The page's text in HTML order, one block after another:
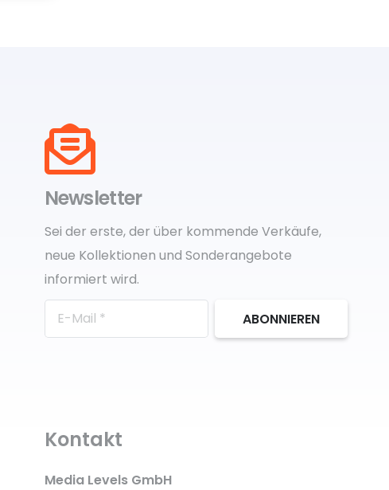
Newsletter
Sei der erste, der über kommende Verkäufe,
neue Kollektionen und Sonderangebote
informiert wird.
ABONNIEREN
Kontakt
Media Levels GmbH